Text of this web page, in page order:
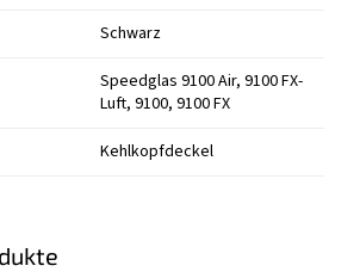
Schwarz
Speedglas 9100 Air, 9100 FX-
Luft, 9100, 9100 FX
Kehlkopfdeckel